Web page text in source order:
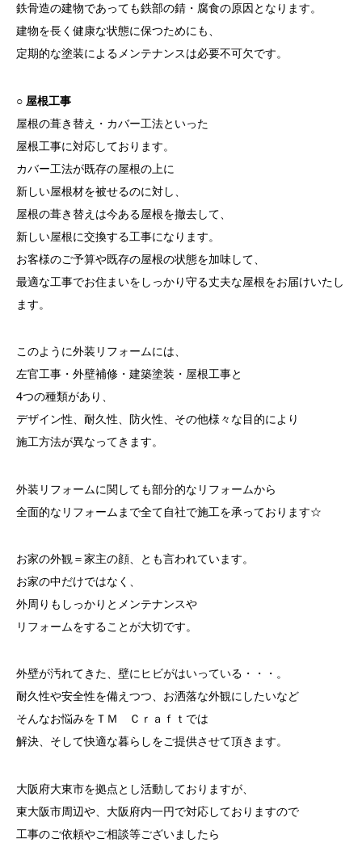
鉄骨造の建物であっても鉄部の錆・腐食の原因となります。
建物を長く健康な状態に保つためにも、
定期的な塗装によるメンテナンスは必要不可欠です。
○ 屋根工事
屋根の葺き替え・カバー工法といった
屋根工事に対応しております。
カバー工法が既存の屋根の上に
新しい屋根材を被せるのに対し、
屋根の葺き替えは今ある屋根を撤去して、
新しい屋根に交換する工事になります。
お客様のご予算や既存の屋根の状態を加味して、
最適な工事でお住まいをしっかり守る丈夫な屋根をお届けいたし
ます。
このように外装リフォームには、
左官工事・外壁補修・建築塗装・屋根工事と
4つの種類があり、
デザイン性、耐久性、防火性、その他様々な目的により
施工方法が異なってきます。
外装リフォームに関しても部分的なリフォームから
全面的なリフォームまで全て自社で施工を承っております☆
お家の外観＝家主の顔、とも言われています。
お家の中だけではなく、
外周りもしっかりとメンテナンスや
リフォームをすることが大切です。
外壁が汚れてきた、壁にヒビがはいっている・・・。
耐久性や安全性を備えつつ、お洒落な外観にしたいなど
そんなお悩みをＴＭ Ｃｒａｆｔでは
解決、そして快適な暮らしをご提供させて頂きます。
大阪府大東市を拠点とし活動しておりますが、
東大阪市周辺や、大阪府内一円で対応しておりますので
工事のご依頼やご相談等ございましたら